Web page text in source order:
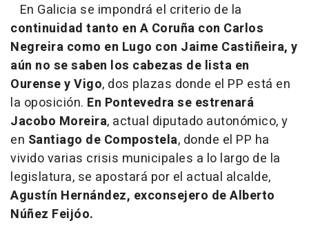
En Galicia se impondrá el criterio de la
continuidad tanto en A Coruña con Carlos
Negreira como en Lugo con Jaime Castiñeira, y
aún no se saben los cabezas de lista en
Ourense y Vigo, dos plazas donde el PP está en
la oposición. En Pontevedra se estrenará
Jacobo Moreira, actual diputado autonómico, y
en Santiago de Compostela, donde el PP ha
vivido varias crisis municipales a lo largo de la
legislatura, se apostará por el actual alcalde,
Agustín Hernández, exconsejero de Alberto
Núñez Feijóo.